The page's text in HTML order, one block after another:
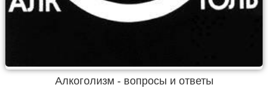
Алкоголизм - вопросы и ответы